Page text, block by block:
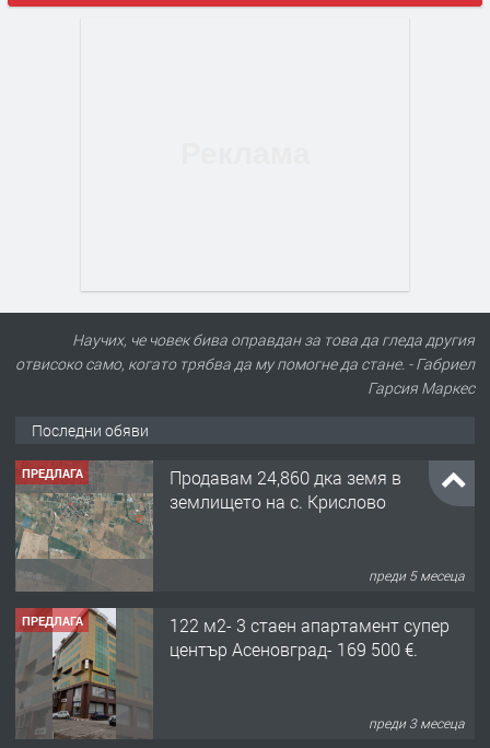
Научих, че човек бива оправдан за това да гледа другия
отвисоко само, когато трябва да му помогне да стане. - Габриел
Гарсия Маркес
Последни обяви
ПРЕДЛАГА
Продавам 24,860 дка земя в
землището на с. Крислово
преди 5 месеца
ПРЕДЛАГА
122 м2- 3 стаен апартамент супер
център Асеновград- 169 500 €.
преди 3 месеца